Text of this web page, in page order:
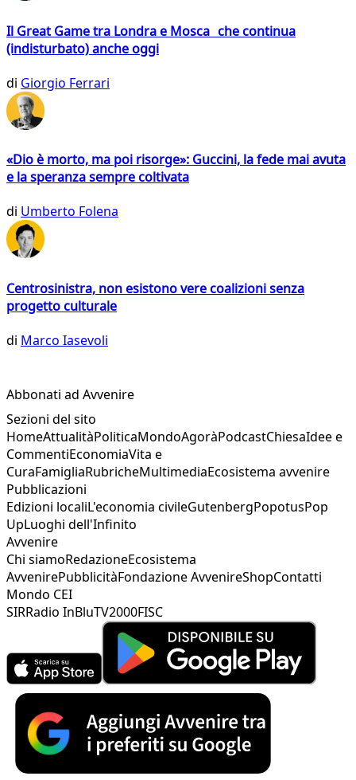
Il Great Game tra Londra e Mosca che continua
(indisturbato) anche oggi
di Giorgio Ferrari
«Dio è morto, ma poi risorge»: Guccini, la fede mai avuta
e la speranza sempre coltivata
di Umberto Folena
Centrosinistra, non esistono vere coalizioni senza
progetto culturale
di Marco Iasevoli
Abbonati ad Avvenire
Sezioni del sito
HomeAttualitàPoliticaMondoAgoràPodcastChiesaIdee e
CommentiEconomiaVita e
CuraFamigliaRubricheMultimediaEcosistema avvenire
Pubblicazioni
Edizioni localiL'economia civileGutenbergPopotusPop
UpLuoghi dell'Infinito
Avvenire
Chi siamoRedazioneEcosistema
AvvenirePubblicitàFondazione AvvenireShopContatti
Mondo CEI
SIRRadio InBluTV2000FISC